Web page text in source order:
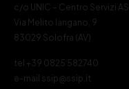
c/o UNIC – Centro Servizi ASI
Via Melito Iangano, 9
83029 Solofra (AV)
tel +39 0825 582740
e-mail ssip@ssip.it